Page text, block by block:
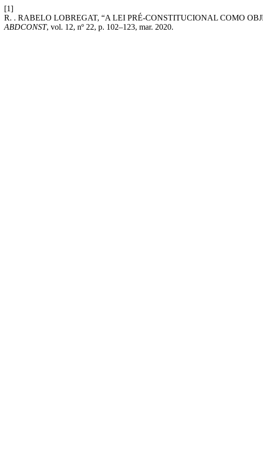
[1]
R. . RABELO LOBREGAT, “A LEI PRÉ-CONSTITUCIONAL COMO
ABDCONST, vol. 12, nº 22, p. 102–123, mar. 2020.